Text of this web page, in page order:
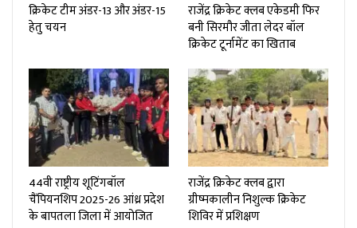
क्रिकेट टीम अंडर-13 और अंडर-15
हेतु चयन
राजेंद्र क्रिकेट क्लब एकेडमी फिर
बनी सिरमौर जीता लेदर बॉल
क्रिकेट टूर्नामेंट का खिताब
44वी राष्ट्रीय शूटिंगबॉल
चैंपियनशिप 2025-26 आंध्र प्रदेश
के बापतला जिला में आयोजित
राजेंद्र क्रिकेट क्लब द्वारा
ग्रीष्मकालीन निशुल्क क्रिकेट
शिविर में प्रशिक्षण